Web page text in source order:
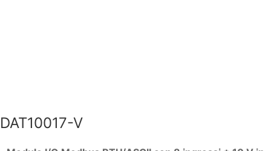
DAT10017-V